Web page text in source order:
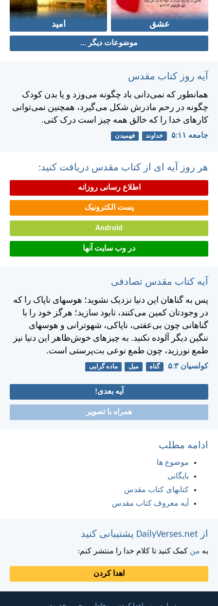
عشق امید
موضوعات دیگر ...
آیه روز کتاب مقدس
همانطور كه نمی‌دانی باد چگونه می‌وزد و يا بدن كودک
چگونه در رحم مادرش شكل می‌گيرد، همچنين نمی‌توانی
كارهای خدا را كه خالق همه چيز است درک كنی.
جامعه ۱۱:‏۵ خداوند فهمیدن
هر روز آیه ای از کتاب مقدس دریافت کنید:
اطلاع رسانی روزانه
پست الکترونیک
Android
در وب سایت آنها
آیه کتاب مقدس تصادفی
پس به گناهان اين دنيا نزديک نشويد؛ هوسهای ناپاک را كه
در وجودتان كمين می‌كنند، نابود سازيد؛ هرگز خود را با
گناهانی چون بی‌عفتی، ناپاكی، شهوترانی و هوسهای
ننگين ديگر آلوده نكنيد. به چيزهای خوش‌ظاهر اين دنيا نيز
طمع نورزيد، چون طمع نوعی بت‌پرستی است.
کولسیان ۳:‏۵ گناه میل ماده گرایی
آیه بعدی!
همراه با تصویر
ادامه مطلب
موضوع ها
بایگانی
کتابهای کتاب مقدس
آیه معروف کتاب مقدس
از DailyVerses.net پشتیبانی کنید
به من کمک کنید تا کلام خدا را منتشر کنم:
اهدا کردن